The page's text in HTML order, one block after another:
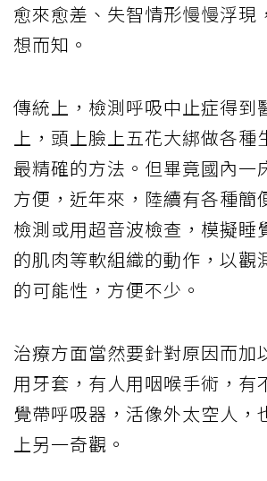
愈來愈差、失智情形慢慢浮現
想而知。
傳統上，檢測呼吸中止症得到
上，頭上臉上五花大綁做各種
最精確的方法。但畢竟國內一
方便，近年來，陸續有各種簡
檢測或用超音波檢查，模擬睡
的肌肉等軟組織的動作，以觀
的可能性，方便不少。
治療方面當然要針對原因而加
用牙套，有人用咽喉手術，有
覺帶呼吸器，活像外太空人，
上另一奇觀。